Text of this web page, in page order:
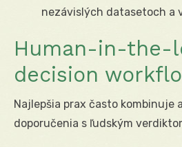
nezávislých datasetoch a
Human-in-the-
decision
Najlepšia prax často kombinuje
doporučenia s ľudským